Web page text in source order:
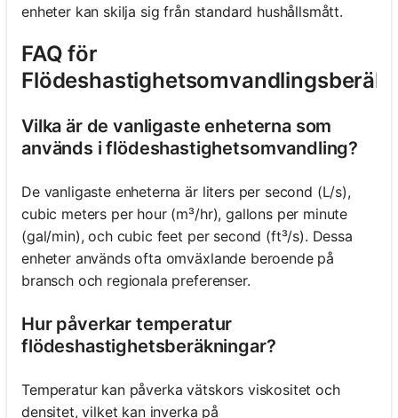
enheter kan skilja sig från standard hushållsmått.
FAQ för
Vilka är de vanligaste enheterna som
används i flödeshastighetsomvandling?
De vanligaste enheterna är liters per second (L/s),
cubic meters per hour (m³/hr), gallons per minute
(gal/min), och cubic feet per second (ft³/s). Dessa
enheter används ofta omväxlande beroende på
bransch och regionala preferenser.
Hur påverkar temperatur
flödeshastighetsberäkningar?
Temperatur kan påverka vätskors viskositet och
densitet, vilket kan inverka på